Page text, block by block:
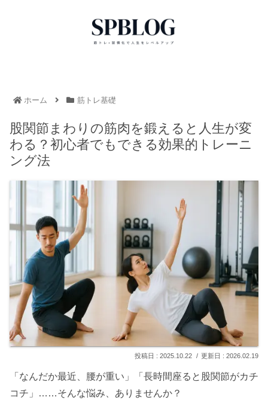
ホーム 筋トレ基礎
股関節まわりの筋肉を鍛えると人生が変
わる？初心者でもできる効果的トレーニ
ング法
2025.10.22 2026.02.19
「なんだか最近、腰が重い」「長時間座ると股関節がカチ
コチ」……そんな悩み、ありませんか？